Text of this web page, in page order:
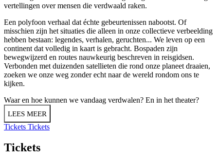
vertellingen over mensen die verdwaald raken.
Een polyfoon verhaal dat échte gebeurtenissen nabootst. Of
misschien zijn het situaties die alleen in onze collectieve verbeelding
hebben bestaan: legendes, verhalen, geruchten... We leven op een
continent dat volledig in kaart is gebracht. Bospaden zijn
bewegwijzerd en routes nauwkeurig beschreven in reisgidsen.
Verbonden met duizenden satellieten die rond onze planeet draaien,
zoeken we onze weg zonder echt naar de wereld rondom ons te
kijken.
Waar en hoe kunnen we vandaag verdwalen? En in het theater?
LEES MEER
Tickets Tickets
Tickets